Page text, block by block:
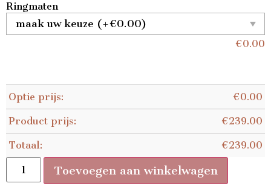
Ringmaten
€0.00
Optie prijs: €0.00
Product prijs: €239.00
Totaal: €239.00
Toevoegen aan winkelwagen